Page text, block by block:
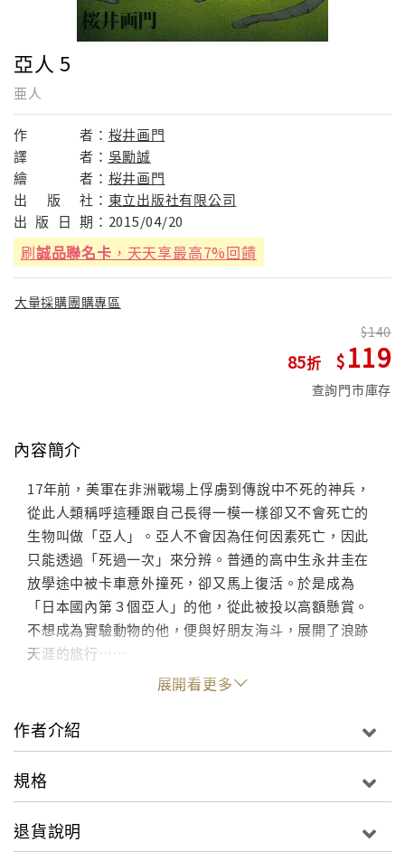
亞人 5
亜人
作 者： 桜井画門
譯
者： 吳勵誠
繪
者： 桜井画門
出
版 社： 東立出版社有限公司
出 版 日 期： 2015/04/20
刷誠品聯名卡 ，天天享最高7%回饋
大量採購團購專區
85
140
119
查詢門市庫存
內容簡介
17年前，美軍在非洲戰場上俘虜到傳說中不死的神兵，
從此人類稱呼這種跟自己長得一模一樣卻又不會死亡的
生物叫做「亞人」。亞人不會因為任何因素死亡，因此
只能透過「死過一次」來分辨。普通的高中生永井圭在
放學途中被卡車意外撞死，卻又馬上復活。於是成為
「日本國內第３個亞人」的他，從此被投以高額懸賞。
不想成為實驗動物的他，便與好朋友海斗，展開了浪跡
天涯的旅行……
展開看更多
作者介紹
規格
退貨說明